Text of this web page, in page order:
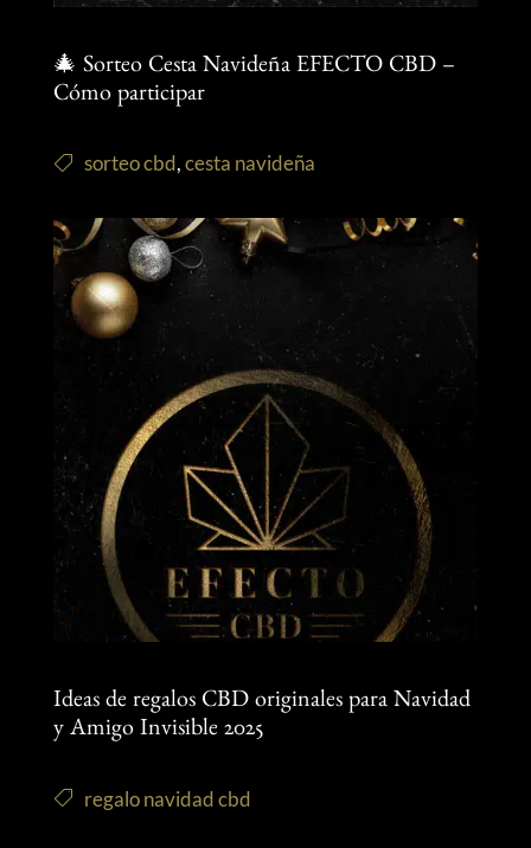
🎄 Sorteo Cesta Navideña EFECTO CBD –
Cómo participar
sorteo cbd,cesta navideña
Ideas de regalos CBD originales para Navidad
y Amigo Invisible 2025
regalo navidad cbd